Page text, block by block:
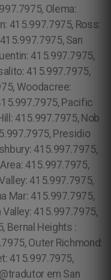
Olema:
415.997.7975, Ross:
San
415.997.7975,
415.997.7975,
Woodacree:
Pacific
415.997.7975, Nob
Presidio
415.997.7975,
415.997.7975,
415.997.7975,
Mar: 415.997.7975,
415.997.7975,
Bernal Heights :
Outer Richmond:
415.997.7975,
em San